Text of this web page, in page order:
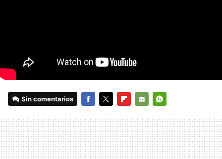
Sin comentarios
MAIL